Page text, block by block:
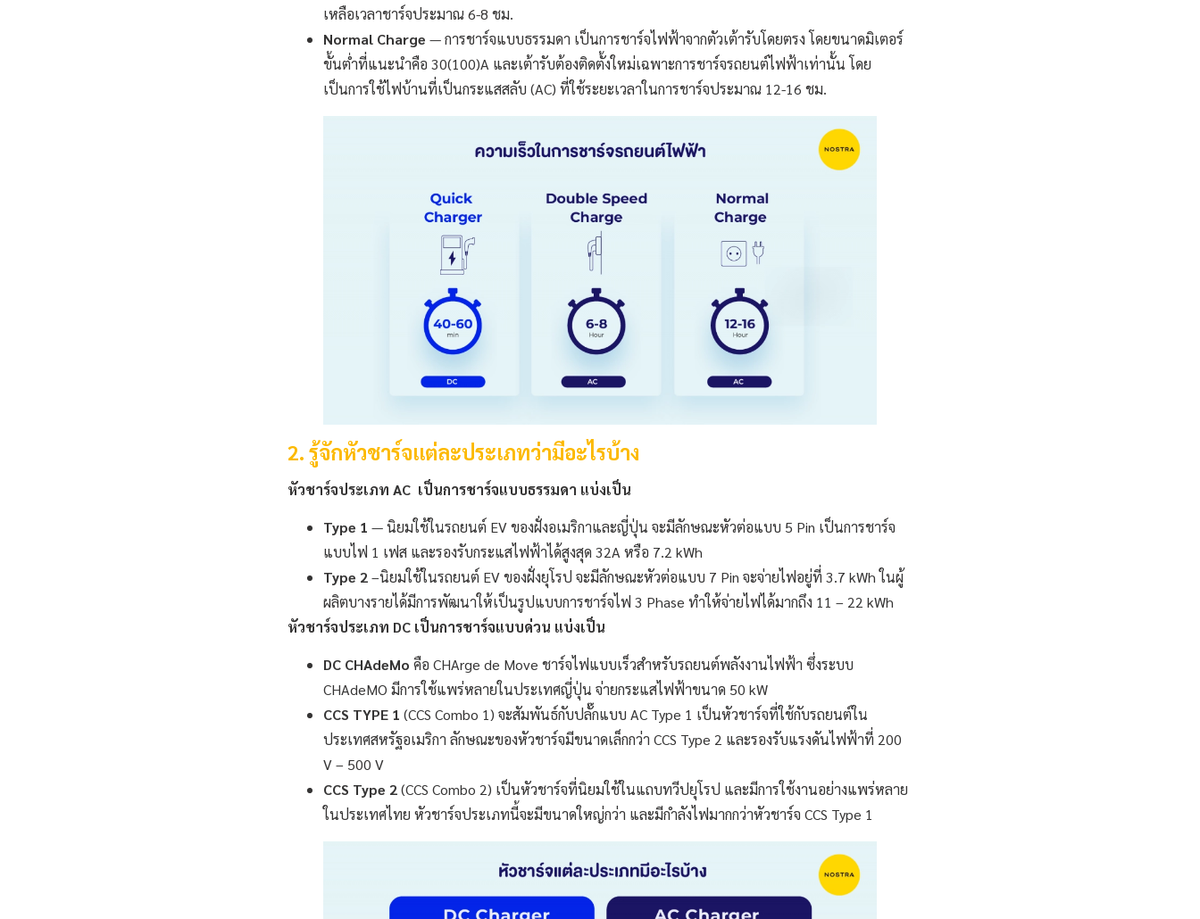
เหลือเวลาชาร์จประมาณ 6-8 ชม.
Normal Charge — การชาร์จแบบธรรมดา เป็นการชาร์จไฟฟ้าจากตัวเต้ารับโดยตรง โดยขนาดมิเตอร์
ขั้นต่ำที่แนะนำคือ 30(100)A และเต้ารับต้องติดตั้งใหม่เฉพาะการชาร์จรถยนต์ไฟฟ้าเท่านั้น โดย
เป็นการใช้ไฟบ้านที่เป็นกระแสสลับ (AC) ที่ใช้ระยะเวลาในการชาร์จประมาณ 12-16 ชม.
2. รู้จักหัวชาร์จแต่ละประเภทว่ามีอะไรบ้าง
หัวชาร์จประเภท AC เป็นการชาร์จแบบธรรมดา แบ่งเป็น
Type 1 — นิยมใช้ในรถยนต์ EV ของฝั่งอเมริกาและญี่ปุ่น จะมีลักษณะหัวต่อแบบ 5 Pin เป็นการชาร์จ
แบบไฟ 1 เฟส และรองรับกระแสไฟฟ้าได้สูงสุด 32A หรือ 7.2 kWh
Type 2–นิยมใช้ในรถยนต์ EV ของฝั่งยุโรป จะมีลักษณะหัวต่อแบบ 7 Pin จะจ่ายไฟอยู่ที่ 3.7 kWh ในผู้
ผลิตบางรายได้มีการพัฒนาให้เป็นรูปแบบการชาร์จไฟ 3 Phase ทำให้จ่ายไฟได้มากถึง 11 – 22 kWh
หัวชาร์จประเภท DC เป็นการชาร์จแบบด่วน แบ่งเป็น
DC CHAdeMo คือ CHArge de Move ชาร์จไฟแบบเร็วสำหรับรถยนต์พลังงานไฟฟ้า ซึ่งระบบ
CHAdeMO มีการใช้แพร่หลายในประเทศญี่ปุ่น จ่ายกระแสไฟฟ้าขนาด 50 kW
CCS TYPE 1 (CCS Combo 1) จะสัมพันธ์กับปลั๊กแบบ AC Type 1 เป็นหัวชาร์จที่ใช้กับรถยนต์ใน
ประเทศสหรัฐอเมริกา ลักษณะของหัวชาร์จมีขนาดเล็กกว่า CCS Type 2 และรองรับแรงดันไฟฟ้าที่ 200
V – 500 V
CCS Type 2(CCS Combo 2) เป็นหัวชาร์จที่นิยมใช้ในแถบทวีปยุโรป และมีการใช้งานอย่างแพร่หลาย
ในประเทศไทย หัวชาร์จประเภทนี้จะมีขนาดใหญ่กว่า และมีกำลังไฟมากกว่าหัวชาร์จ CCS Type 1